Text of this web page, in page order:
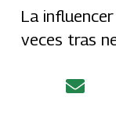
La
veces tras